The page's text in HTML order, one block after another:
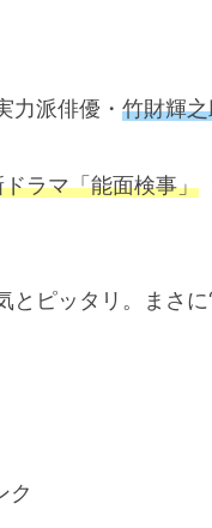
力派俳優・ 竹財輝
ドラマ「能面検事」
とピッタリ。まさに
ク